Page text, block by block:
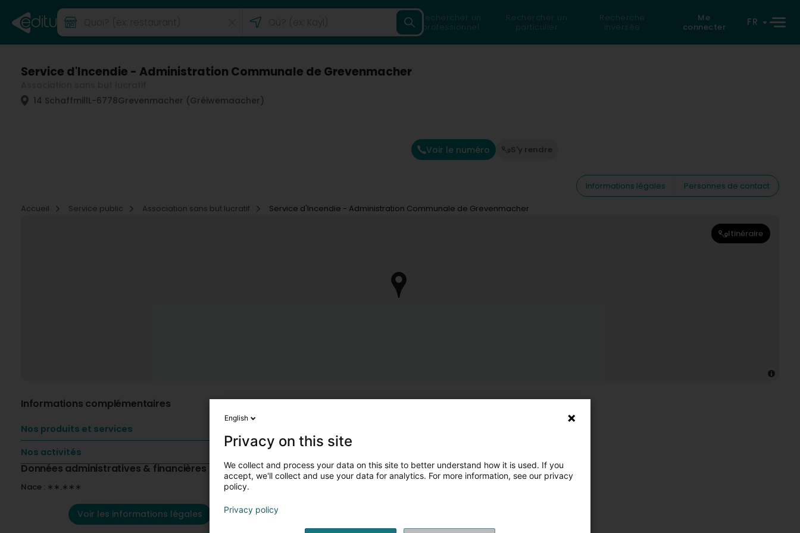
Rechercher un
professionnel
Rechercher un
particulier
Recherche
inversée
Me
connecter
FR
Service d'Incendie - Administration Communale de Grevenmacher
14 SchaffmillL-6778Grevenmacher (Gréiwemaacher)
Voir le numéro S'y rendre
Informations légales
Personnes de contact
Accueil
Service public Association sans but lucratif Service d'Incendie - Administration Communale de Grevenmacher
Itinéraire
Informations complémentaires
Nos produits et services
Nos activités
Données administratives & financières
Nace : ∗∗.∗∗∗
Voir les informations légales
English
Privacy on this site
We collect and process your data on this site to better understand how it is used. If you
accept, we'll collect and use your data for analytics. For more information, see our privacy
policy.
Privacy policy